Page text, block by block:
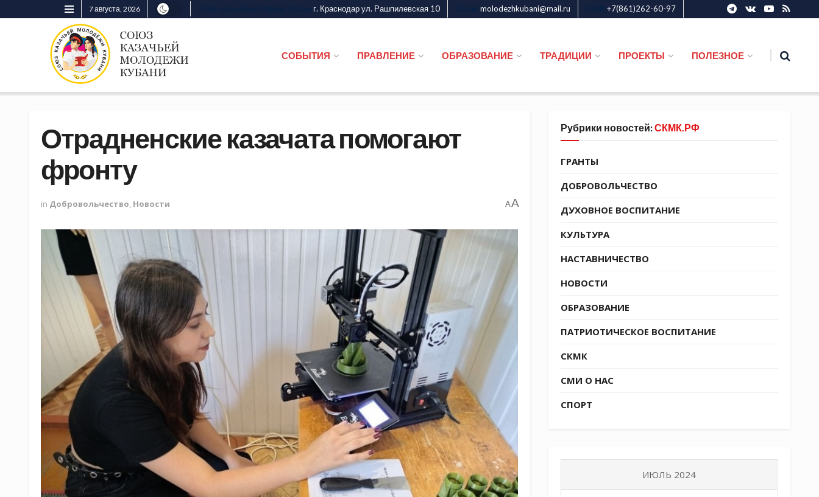
7 августа, 2026 г. Краснодар ул. Рашпилевская 10 molodezhkubani@mail.ru +7(861)262-60-97
СОБЫТИЯ ПРАВЛЕНИЕ ОБРАЗОВАНИЕ ТРАДИЦИИ ПРОЕКТЫ ПОЛЕЗНОЕ
Отрадненские казачата помогают
фронту
in Добровольчество Новости AA
Рубрики новостей:СКМК.РФ
ГРАНТЫ
ДОБРОВОЛЬЧЕСТВО
ДУХОВНОЕ ВОСПИТАНИЕ
КУЛЬТУРА
НАСТАВНИЧЕСТВО
НОВОСТИ
ОБРАЗОВАНИЕ
ПАТРИОТИЧЕСКОЕ ВОСПИТАНИЕ
СКМК
СМИ О НАС
СПОРТ
ИЮЛЬ 2024